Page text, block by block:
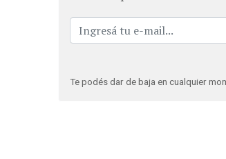
Te podés dar de baja en cualquier